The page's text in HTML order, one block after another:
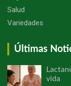
Salud
Variedades
Últimas
vida